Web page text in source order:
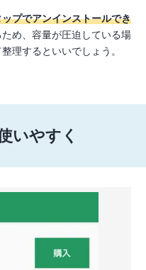
プでアンインストールでき
め、容量が圧迫している場
理するといいでしょう。
いやすく